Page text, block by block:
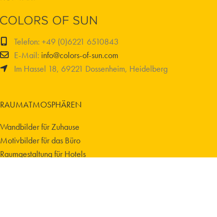
Telefon: +49 (0)6221 6510843
E-Mail: info@colors-of-sun.com
Im Hassel 18, 69221 Dossenheim, Heidelberg
RAUMATMOSPHÄREN
Wandbilder für Zuhause
Motivbilder für das Büro
Raumgestaltung für Hotels